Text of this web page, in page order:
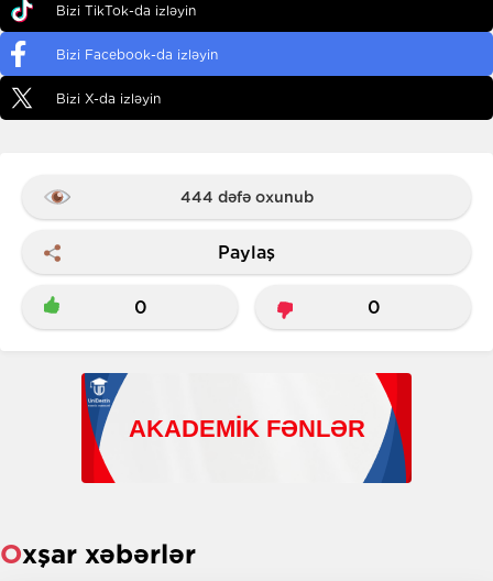
Bizi TikTok-da izləyin
Bizi Facebook-da izləyin
Bizi X-da izləyin
444 dəfə oxunub
Paylaş
0 0
Oxşar xəbərlər